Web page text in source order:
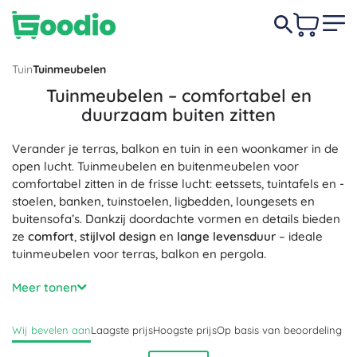
TuinTuinmeubelen
Tuinmeubelen – comfortabel en
duurzaam buiten zitten
Verander je terras, balkon en tuin in een woonkamer in de
open lucht. Tuinmeubelen en buitenmeubelen voor
comfortabel zitten in de frisse lucht: eetssets, tuintafels en -
stoelen, banken, tuinstoelen, ligbedden, loungesets en
buitensofa’s. Dankzij doordachte vormen en details bieden
ze comfort, stijlvol design en lange levensduur – ideale
tuinmeubelen voor terras, balkon en pergola.
Materialen voor elke smaak: houten tuinmeubelen (teak,
acacia) met natuurlijke nerf, metalen en aluminium
onderhoudsarme kunststof meubelen en elegante
polyrattan/rotan tuinmeubelen voor de lounge. UV-
Meer tonen
Wij bevelen aanLaagste prijsHoogste prijsOp basis van beoordeling